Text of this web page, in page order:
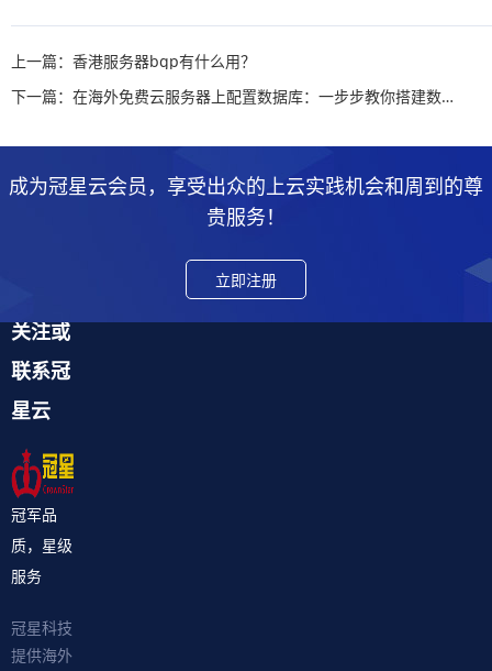
上一篇：香港服务器bgp有什么用？
下一篇：在海外免费云服务器上配置数据库：一步步教你搭建数据库环境
成为冠星云会员，享受出众的上云实践机会和周到的尊
贵服务！
立即注册
关注或
联系冠
星云
冠军品
质，星级
服务
冠星科技
提供海外